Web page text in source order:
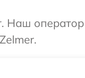
Наш оператор